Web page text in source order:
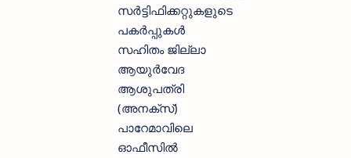
സര്‍ട്ടിഫിക്കറ്റുകളുടെ
പകര്‍പ്പുകള്‍
സഹിതം ജില്ലാ
ആയുര്‍വേദ
ആശുപത്രി
(അനക്‌സ്)
പാറേമാവിലെ
ഓഫീസില്‍